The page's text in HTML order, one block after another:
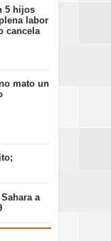
5 hijos
labor
cancela
mato un
a